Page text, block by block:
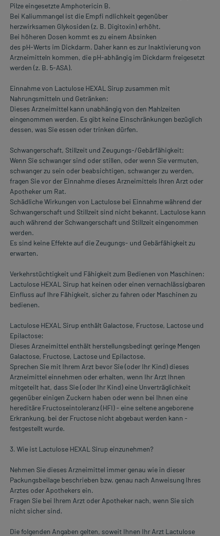
Pilze eingesetzte Amphotericin B.
Bei Kaliummangel ist die Empfi ndlichkeit gegenüber
herzwirksamen Glykosiden (z. B. Digitoxin) erhöht.
Bei höheren Dosen kommt es zu einem Absinken
des pH-Werts im Dickdarm. Daher kann es zur Inaktivierung von
Arzneimitteln kommen, die pH-abhängig im Dickdarm freigesetzt
werden (z. B. 5-ASA).
Einnahme von Lactulose HEXAL Sirup zusammen mit
Nahrungsmitteln und Getränken:
Dieses Arzneimittel kann unabhängig von den Mahlzeiten
eingenommen werden. Es gibt keine Einschränkungen bezüglich
dessen, was Sie essen oder trinken dürfen.
Schwangerschaft, Stillzeit und Zeugungs-/Gebärfähigkeit:
Wenn Sie schwanger sind oder stillen, oder wenn Sie vermuten,
schwanger zu sein oder beabsichtigen, schwanger zu werden,
fragen Sie vor der Einnahme dieses Arzneimittels Ihren Arzt oder
Apotheker um Rat.
Schädliche Wirkungen von Lactulose bei Einnahme während der
Schwangerschaft und Stillzeit sind nicht bekannt. Lactulose kann
auch während der Schwangerschaft und Stillzeit eingenommen
werden.
Es sind keine Effekte auf die Zeugungs- und Gebärfähigkeit zu
erwarten.
Verkehrstüchtigkeit und Fähigkeit zum Bedienen von Maschinen:
Lactulose HEXAL Sirup hat keinen oder einen vernachlässigbaren
Einfluss auf Ihre Fähigkeit, sicher zu fahren oder Maschinen zu
bedienen.
Lactulose HEXAL Sirup enthält Galactose, Fructose, Lactose und
Epilactose:
Dieses Arzneimittel enthält herstellungsbedingt geringe Mengen
Galactose, Fructose, Lactose und Epilactose.
Sprechen Sie mit Ihrem Arzt bevor Sie (oder Ihr Kind) dieses
Arzneimittel einnehmen oder erhalten, wenn Ihr Arzt Ihnen
mitgeteilt hat, dass Sie (oder Ihr Kind) eine Unverträglichkeit
gegenüber einigen Zuckern haben oder wenn bei Ihnen eine
hereditäre Fructoseintoleranz (HFI) - eine seltene angeborene
Erkrankung, bei der Fructose nicht abgebaut werden kann -
festgestellt wurde.
3. Wie ist Lactulose HEXAL Sirup einzunehmen?
Nehmen Sie dieses Arzneimittel immer genau wie in dieser
Packungsbeilage beschrieben bzw. genau nach Anweisung Ihres
Arztes oder Apothekers ein.
Fragen Sie bei Ihrem Arzt oder Apotheker nach, wenn Sie sich
nicht sicher sind.
Die folgenden Angaben gelten, soweit Ihnen Ihr Arzt Lactulose